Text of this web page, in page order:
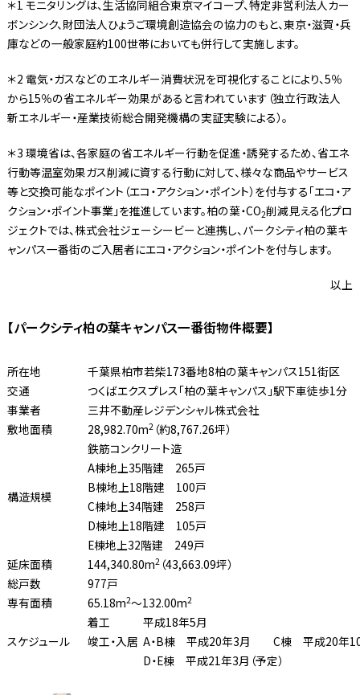
＊1 モニタリングは、生活協同組合東京マイコープ、特定非営利法人カー
ボンシンク、財団法人ひょうご環境創造協会の協力のもと、東京・滋賀・兵
庫などの一般家庭約100世帯においても併行して実施します。
＊2 電気・ガスなどのエネルギー消費状況を可視化することにより、5％
から15％の省エネルギー効果があると言われています（独立行政法人
新エネルギー・産業技術総合開発機構の実証実験による）。
＊3 環境省は、各家庭の省エネルギー行動を促進・誘発するため、省エネ
行動等温室効果ガス削減に資する行動に対して、様々な商品やサービス
等と交換可能なポイント（エコ・アクション・ポイント）を付与する「エコ・ア
クション・ポイント事業」を推進しています。柏の葉・CO2削減見える化プロ
ジェクトでは、株式会社ジェーシービーと連携し、パークシティ柏の葉キ
ャンパス一番街のご入居者にエコ・アクション・ポイントを付与します。
以上
【パークシティ柏の葉キャンパス一番街物件概要】
所在地
千葉県柏市若柴173番地8柏の葉キャンパス151街区
交通
つくばエクスプレス「柏の葉キャンパス」駅下車徒歩1分
事業者
三井不動産レジデンシャル株式会社
敷地面積
28,982.70m2（約8,767.26坪）
構造規模
鉄筋コンクリート造
A棟地上35階建 265戸
B棟地上18階建 100戸
C棟地上34階建 258戸
D棟地上18階建 105戸
E棟地上32階建 249戸
延床面積
144,340.80m2（43,663.09坪）
総戸数
977戸
専有面積
65.18m2〜132.00m2
スケジュール
着工
竣工・入居
平成18年5月
A・B棟 平成20年3月 C棟 平成20年10
D・E棟 平成21年3月（予定）